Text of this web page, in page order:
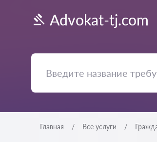
Advokat-tj.com
Главная Все услуги